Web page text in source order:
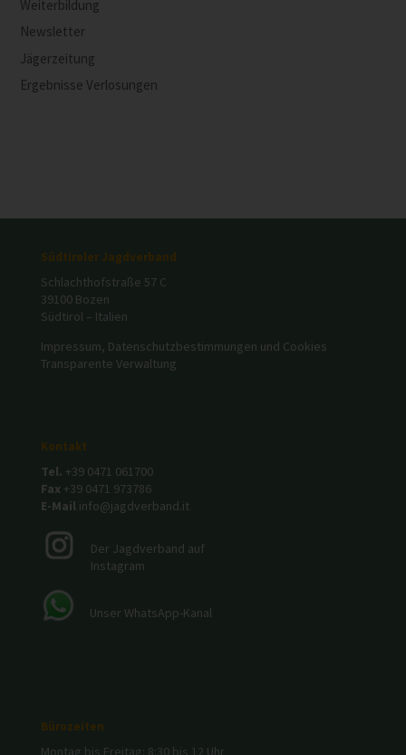
Weiterbildung
Newsletter
Jägerzeitung
Ergebnisse Verlosungen
Südtiroler Jagdverband
Schlachthofstraße 57 C
39100 Bozen
Südtirol – Italien
Impressum, Datenschutzbestimmungen und Cookies
Transparente Verwaltung
Kontakt
Tel. +39 0471 061700
Fax +39 0471 973786
E-Mail info@jagdverband.it
Der Jagdverband auf
Instagram
Unser WhatsApp-Kanal
Bürozeiten
Montag bis Freitag: 8:30 bis 12 Uhr